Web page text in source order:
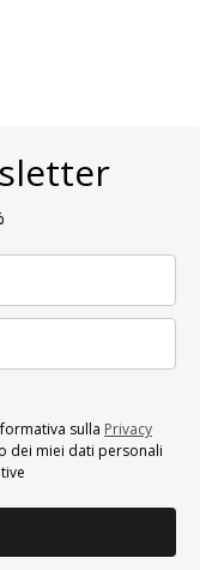
sulla Privacy
dei miei dati personali